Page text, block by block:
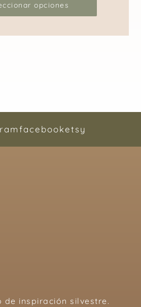
opciones
facebooketsy
de inspiración silvestre.